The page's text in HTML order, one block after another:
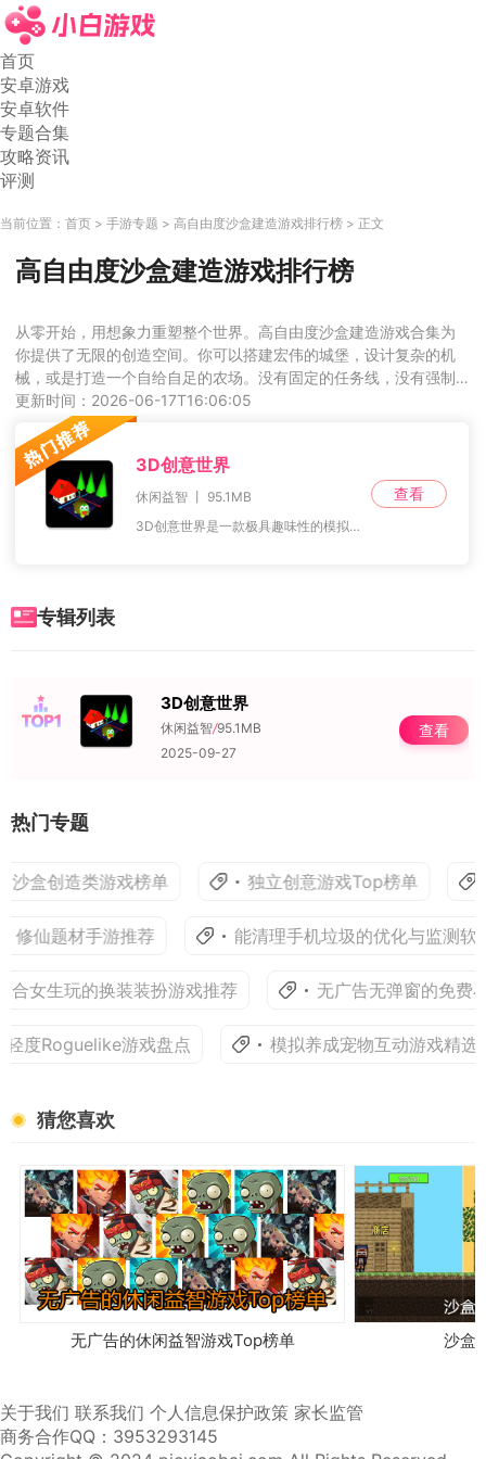
首页
安卓游戏
安卓软件
专题合集
攻略资讯
评测
当前位置： 首页 手游专题 高自由度沙盒建造游戏排行榜 正文
高自由度沙盒建造游戏排行榜
从零开始，用想象力重塑整个世界。高自由度沙盒建造游戏合集为
你提供了无限的创造空间。你可以搭建宏伟的城堡，设计复杂的机
械，或是打造一个自给自足的农场。没有固定的任务线，没有强制
的目标，游戏的核心乐趣就在于探索和创造本身。无论是追求极致
建筑的玩家，还是喜欢体验田园生活的模拟爱好者，都能在这里找
到属于自己的玩法。
更新时间：2026-06-17T16:06:05
3D创意世界
休闲益智 丨 95.1MB
3D创意世界是一款极具趣味性的模拟沙盒建造游戏，玩家能够创造出众多美丽的沙盒世界，尽情发挥个人的想象力。游戏中提供了多种不同的任务关卡，让你可以成为一名真正的探
查看
专辑列表
NO.1 3D创意世界
休闲益智/95.1MB
2025-09-27
查看
热门专题
沙盒创造类游戏榜单 独立创意游戏Top榜单
修仙题材手游推荐 能清理手机垃圾的优化与监测软
合女生玩的换装装扮游戏推荐 无广告无弹窗的免费
轻度Roguelike游戏盘点 模拟养成宠物互动游戏精选
猜您喜欢
无广告的休闲益智游戏Top榜单 沙盒
关于我们 联系我们 个人信息保护政策 家长监管
商务合作QQ：3953293145